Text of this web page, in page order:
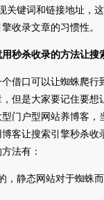
键词和链接地址，这
收录文章的习惯性。
秒杀收录的方法让搜
口可以让蜘蛛爬行
但是大家要记住要
门户型网站养博客
客让搜索引擎秒杀
法有：
静态网站对于蜘蛛而